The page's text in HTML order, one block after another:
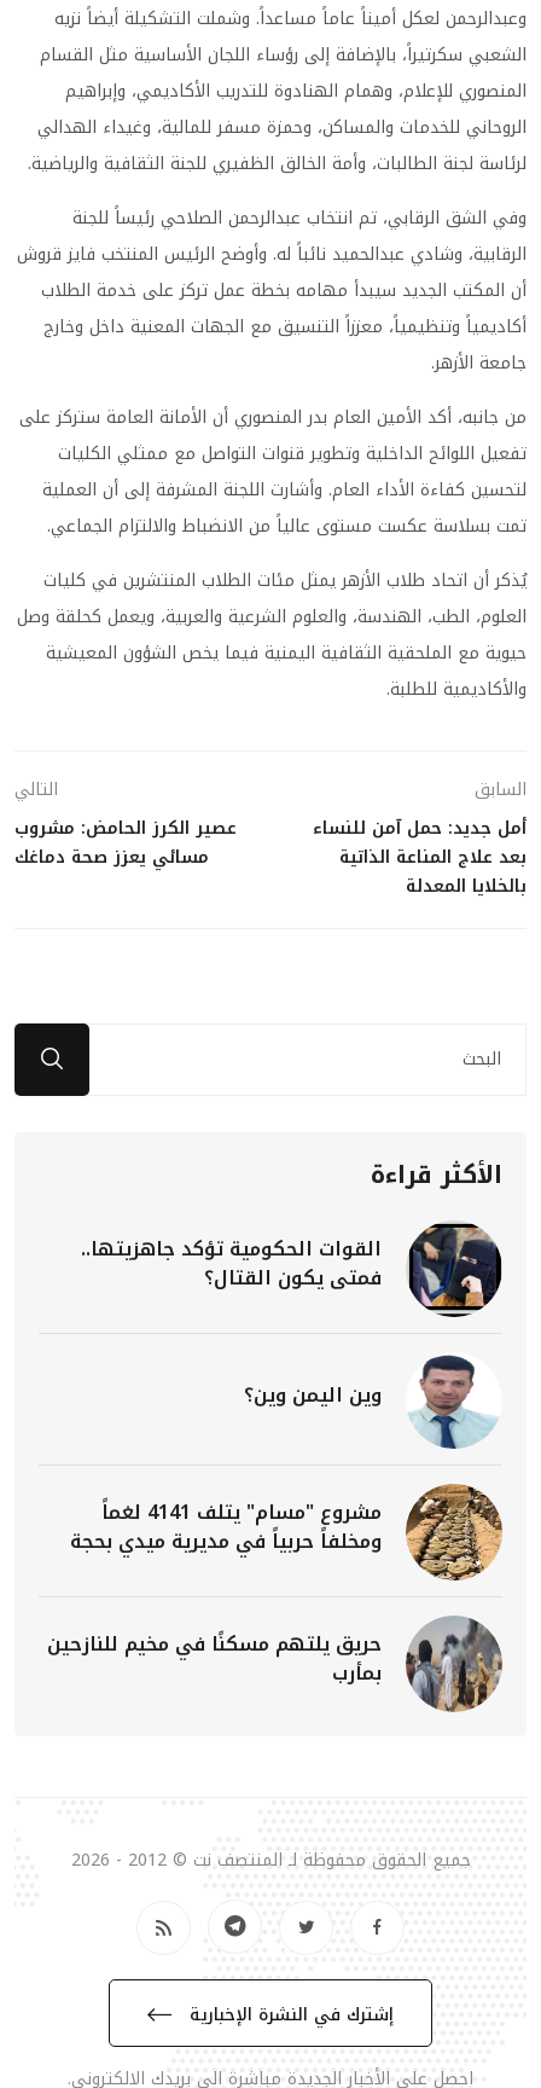
وعبدالرحمن لعكل أميناً عاماً مساعداً. وشملت التشكيلة أيضاً نزيه
الشعبي سكرتيراً، بالإضافة إلى رؤساء اللجان الأساسية مثل القسام
المنصوري للإعلام، وهمام الهنادوة للتدريب الأكاديمي، وإبراهيم
الروحاني للخدمات والمساكن، وحمزة مسفر للمالية، وغيداء الهدالي
لرئاسة لجنة الطالبات، وأمة الخالق الظفيري للجنة الثقافية والرياضية.
وفي الشق الرقابي، تم انتخاب عبدالرحمن الصلاحي رئيساً للجنة
الرقابية، وشادي عبدالحميد نائباً له. وأوضح الرئيس المنتخب فايز قروش
أن المكتب الجديد سيبدأ مهامه بخطة عمل تركز على خدمة الطلاب
أكاديمياً وتنظيمياً، معززاً التنسيق مع الجهات المعنية داخل وخارج
جامعة الأزهر.
من جانبه، أكد الأمين العام بدر المنصوري أن الأمانة العامة ستركز على
تفعيل اللوائح الداخلية وتطوير قنوات التواصل مع ممثلي الكليات
لتحسين كفاءة الأداء العام. وأشارت اللجنة المشرفة إلى أن العملية
تمت بسلاسة عكست مستوى عالياً من الانضباط والالتزام الجماعي.
يُذكر أن اتحاد طلاب الأزهر يمثل مئات الطلاب المنتشرين في كليات
العلوم، الطب، الهندسة، والعلوم الشرعية والعربية، ويعمل كحلقة وصل
حيوية مع الملحقية الثقافية اليمنية فيما يخص الشؤون المعيشية
والأكاديمية للطلبة.
السابق
أمل جديد: حمل آمن للنساء
بعد علاج المناعة الذاتية
بالخلايا المعدلة
التالي
عصير الكرز الحامض: مشروب
مسائي يعزز صحة دماغك
الأكثر قراءة
القوات الحكومية تؤكد جاهزيتها..
فمتى يكون القتال؟
وين اليمن وين؟
مشروع "مسام" يتلف 4141 لغماً
ومخلفاً حربياً في مديرية ميدي بحجة
حريق يلتهم مسكنًا في مخيم للنازحين
بمأرب
جميع الحقوق محفوظة لـ المنتصف نت © 2012 - 2026
إشترك في النشرة الإخبارية
احصل على الأخبار الجديدة مباشرة الى بريدك الالكتروني.